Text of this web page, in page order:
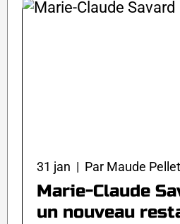
31 jan | Par Maude
Marie-Claude
un nouveau